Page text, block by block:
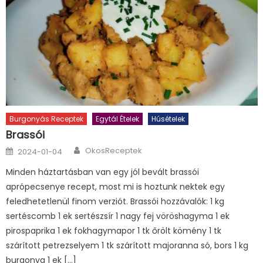
Burgonyás Receptek Egytál Ételek Húsételek
Brassói
Posted
on
2024-01-04 Author
OkosReceptek
Minden háztartásban van egy jól bevált brassói
aprópecsenye recept, most mi is hoztunk nektek egy
feledhetetlenül finom verziót. Brassói hozzávalók: 1 kg
sertéscomb 1 ek sertészsír 1 nagy fej vöröshagyma 1 ek
pirospaprika 1 ek fokhagymapor 1 tk őrölt kömény 1 tk
szárított petrezselyem 1 tk szárított majoranna só, bors 1 kg
burgonya 1 ek […]